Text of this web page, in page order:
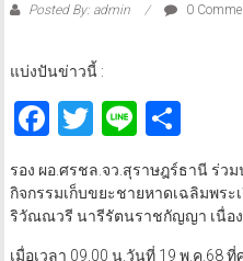
Posted By: admin 0
แบ่งปันข่าวนี้ :
Facebook
Twitter
Line
รอง ผอ.ศรชล.จว.สุราษฎร์ธานี ร่ว
กิจกรรมเก็บขยะชายหาดเฉลิมพระ
ริวัณณวรี นารีรัตนราชกัญญา เนื่อ
เมื่อเวลา 09.00 น.วันที่ 19 พ.ค.68